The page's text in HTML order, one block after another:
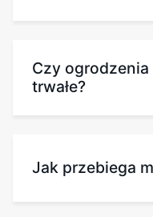
Czy
trwałe?
Jak przebiega